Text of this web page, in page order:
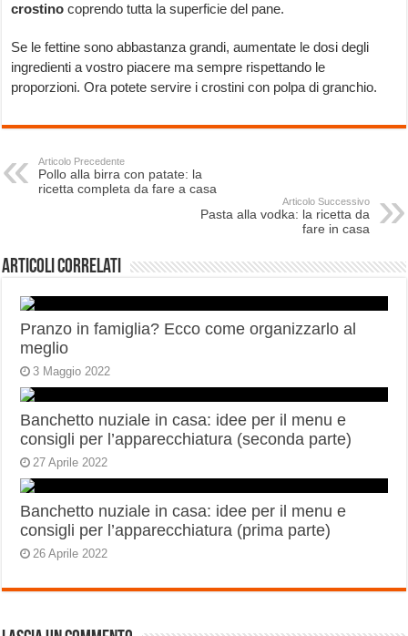
crostino coprendo tutta la superficie del pane.
Se le fettine sono abbastanza grandi, aumentate le dosi degli
ingredienti a vostro piacere ma sempre rispettando le
proporzioni. Ora potete servire i crostini con polpa di granchio.
Articolo Precedente
Pollo alla birra con patate: la
ricetta completa da fare a casa
Articolo Successivo
Pasta alla vodka: la ricetta da
fare in casa
Articoli correlati
Pranzo in famiglia? Ecco come organizzarlo al
meglio
3 Maggio 2022
Banchetto nuziale in casa: idee per il menu e
consigli per l’apparecchiatura (seconda parte)
27 Aprile 2022
Banchetto nuziale in casa: idee per il menu e
consigli per l’apparecchiatura (prima parte)
26 Aprile 2022